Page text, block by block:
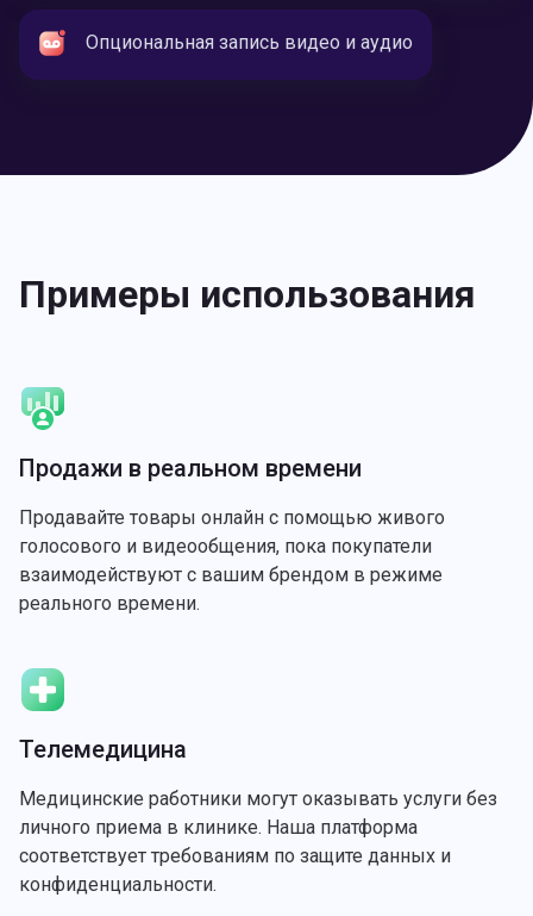
Опциональная запись видео и аудио
Примеры использования
Продажи в реальном времени
Продавайте товары онлайн с помощью живого
голосового и видеообщения, пока покупатели
взаимодействуют с вашим брендом в режиме
реального времени.
Телемедицина
Медицинские работники могут оказывать услуги без
личного приема в клинике. Наша платформа
соответствует требованиям по защите данных и
конфиденциальности.